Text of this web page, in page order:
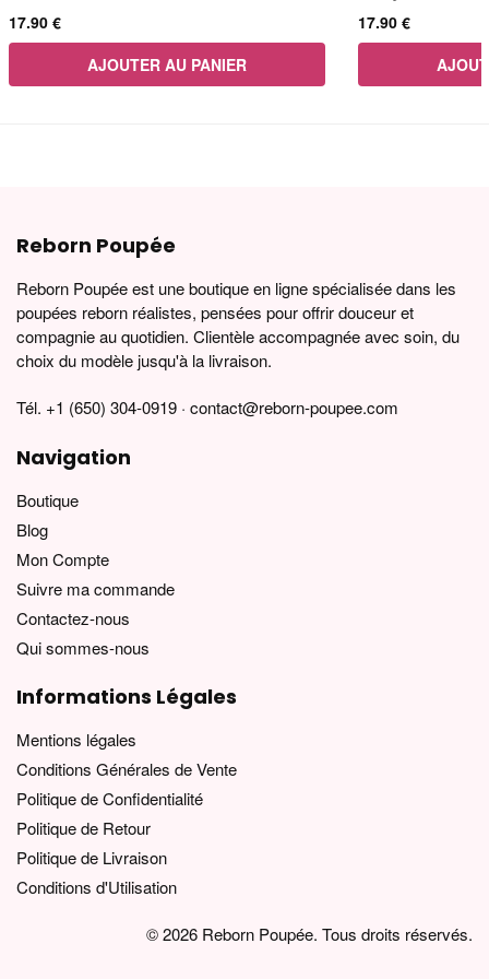
17.90 €
AJOUTER AU PANIER
17.90 €
Reborn Poupée
Reborn Poupée est une boutique en ligne spécialisée dans les
poupées reborn réalistes, pensées pour offrir douceur et
compagnie au quotidien. Clientèle accompagnée avec soin, du
choix du modèle jusqu'à la livraison.
Tél. +1 (650) 304-0919 · contact@reborn-poupee.com
Navigation
Boutique
Blog
Mon Compte
Suivre ma commande
Contactez-nous
Qui sommes-nous
Informations Légales
Mentions légales
Conditions Générales de Vente
Politique de Confidentialité
Politique de Retour
Politique de Livraison
Conditions d'Utilisation
© 2026 Reborn Poupée. Tous droits réservés.